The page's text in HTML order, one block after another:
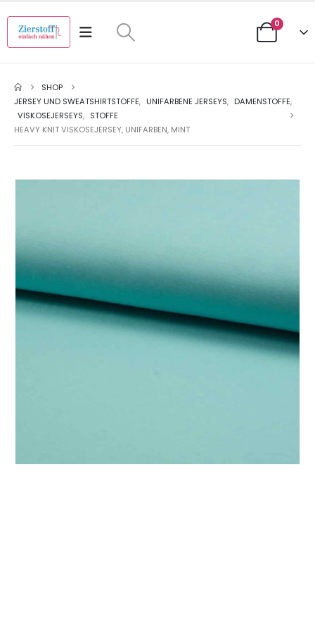
0
SHOP
JERSEY UND SWEATSHIRTSTOFFE, UNIFARBENE JERSEYS, DAMENSTOFFE,
VISKOSEJERSEYS, STOFFE
HEAVY KNIT VISKOSEJERSEY, UNIFARBEN, MINT